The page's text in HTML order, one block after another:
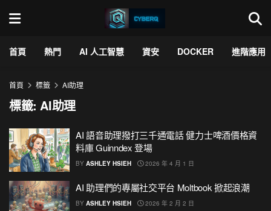
首頁 熱門 AI 人工智慧 資安 DOCKER 進階應用
首頁 標籤 AI助理
標籤:AI助理
AI 語音助理撥打三千通電話 健力士啤酒價格資
料庫 Guinndex 登場
BY ASHLEY HSIEH 2026 年 4 月 1 日
AI 助理們的專屬社交平台 Moltbook 掀起浪潮
BY ASHLEY HSIEH 2026 年 2 月 2 日